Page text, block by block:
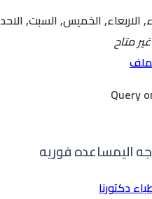
الاربعاء, الخميس, السبت, الاحد
غير متاح
اليمساعده فوريه
دكتورنا